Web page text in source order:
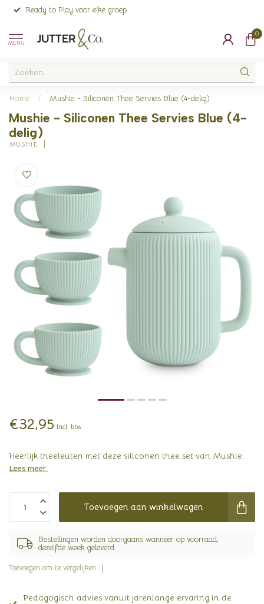
Ready to Play voor elke groep
MENU
0
Home / Mushie - Siliconen Thee Servies Blue (4-delig)
Mushie - Siliconen Thee Servies Blue (4-
delig)
MUSHIE
€32,95 Incl. btw
Heerlijk theeleuten met deze siliconen thee set van Mushie.
Lees meer.
Toevoegen aan winkelwagen
Bestellingen worden doorgaans wanneer op voorraad,
dezelfde week geleverd.
Toevoegen om te vergelijken
Pedagogisch advies vanuit jarenlange ervaring in de